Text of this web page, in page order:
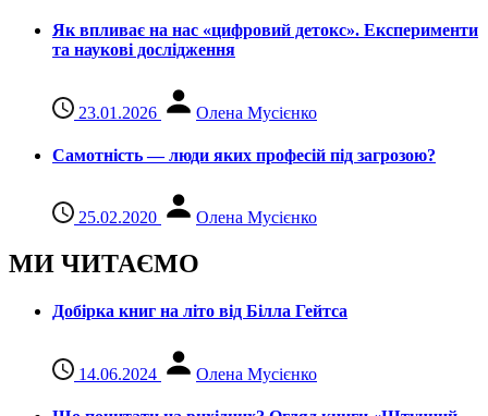
Як впливає на нас «цифровий детокс». Експерименти
та наукові дослідження
23.01.2026 Олена Мусієнко
Самотність — люди яких професій під загрозою?
25.02.2020 Олена Мусієнко
МИ ЧИТАЄМО
Добірка книг на літо від Білла Гейтса
14.06.2024 Олена Мусієнко